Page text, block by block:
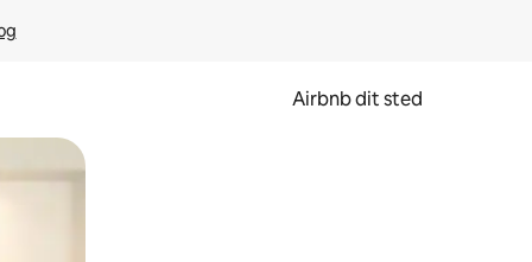
Airbnb dit sted